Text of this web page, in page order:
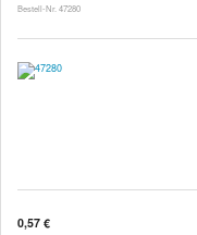
Bestell-Nr. 47280
0,57 €